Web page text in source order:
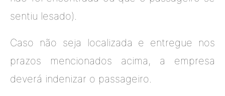
sentiu lesado).
Caso não seja localizada e entregue nos
prazos mencionados acima, a empresa
deverá indenizar o passageiro.